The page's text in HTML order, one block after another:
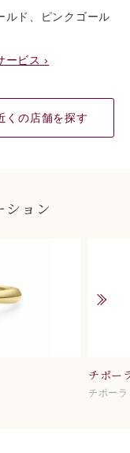
ルド、ピンクゴール
ービス ›
くの店舗を探す
ション
チポー
チポーラ